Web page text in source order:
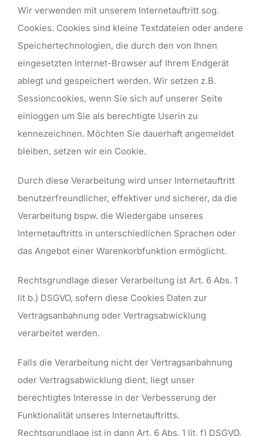
Wir verwenden mit unserem Internetauftritt sog.
Cookies. Cookies sind kleine Textdateien oder andere
Speichertechnologien, die durch den von Ihnen
eingesetzten Internet-Browser auf Ihrem Endgerät
ablegt und gespeichert werden. Wir setzen z.B.
Sessioncookies, wenn Sie sich auf unserer Seite
einloggen um Sie als berechtigte Userin zu
kennezeichnen. Möchten Sie dauerhaft angemeldet
bleiben, setzen wir ein Cookie.
Durch diese Verarbeitung wird unser Internetauftritt
benutzerfreundlicher, effektiver und sicherer, da die
Verarbeitung bspw. die Wiedergabe unseres
Internetauftritts in unterschiedlichen Sprachen oder
das Angebot einer Warenkorbfunktion ermöglicht.
Rechtsgrundlage dieser Verarbeitung ist Art. 6 Abs. 1
lit b.) DSGVO, sofern diese Cookies Daten zur
Vertragsanbahnung oder Vertragsabwicklung
verarbeitet werden.
Falls die Verarbeitung nicht der Vertragsanbahnung
oder Vertragsabwicklung dient, liegt unser
berechtigtes Interesse in der Verbesserung der
Funktionalität unseres Internetauftritts.
Rechtsgrundlage ist in dann Art. 6 Abs. 1 lit. f) DSGVO.